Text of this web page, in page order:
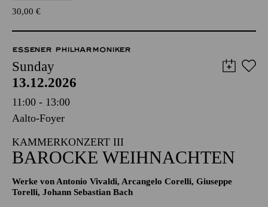
30,00 €
ESSENER PHILHARMONIKER
Sunday
13.12.2026
11:00 - 13:00
Aalto-Foyer
KAMMERKONZERT III
BAROCKE WEIHNACHTEN
Werke von Antonio Vivaldi, Arcangelo Corelli, Giuseppe
Torelli, Johann Sebastian Bach